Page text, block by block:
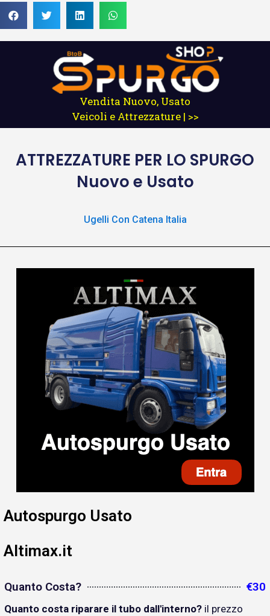
Vendita Nuovo, Usato
Veicoli e Attrezzature | >>
ATTREZZATURE PER LO SPURGO
Nuovo e Usato
Ugelli Con Catena Italia
Autospurgo Usato
Altimax.it
Quanto Costa? €30
Quanto costa riparare il tubo dall'interno? il prezzo